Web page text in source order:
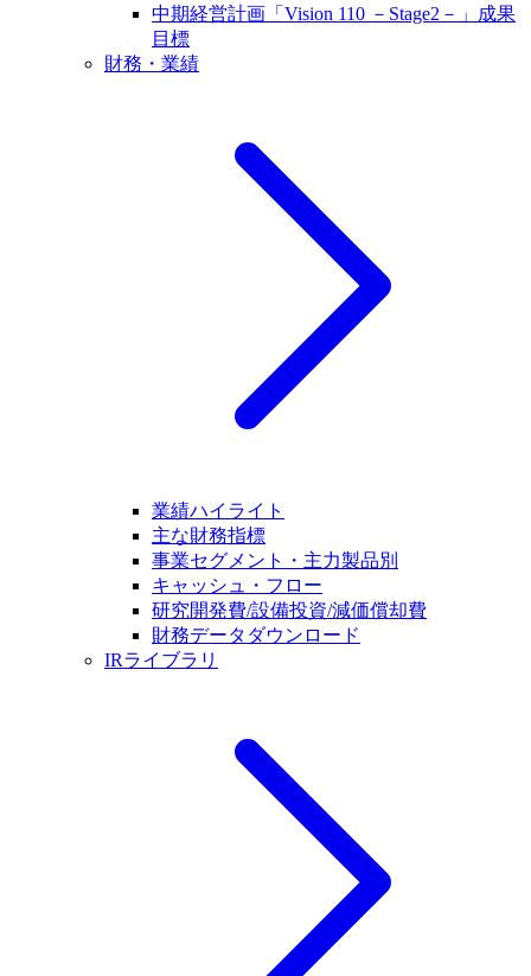
中期経営計画「Vision 110 －Stage2－」成果
目標
財務・業績
業績ハイライト
主な財務指標
事業セグメント・主力製品別
キャッシュ・フロー
研究開発費/設備投資/減価償却費
財務データダウンロード
IRライブラリ